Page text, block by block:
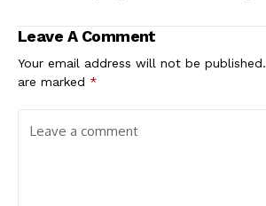
Non-Akademik
Leave A Comment
Your email address will not be published.
are marked *